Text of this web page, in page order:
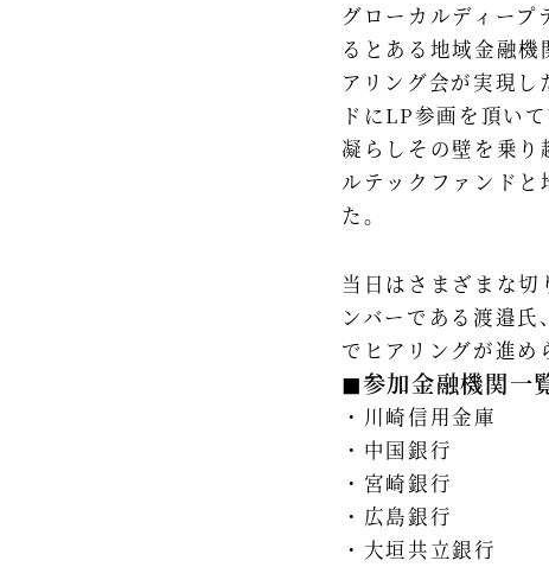
グローカルディー
るとある地域金融
アリング会が実現
ドにLP参画を頂い
凝らしその壁を乗
ルテックファンド
た。
当日はさまざまな
ンバーである渡邉
でヒアリングが進め
◼︎参加金融機関一
川崎信用金庫
中国銀行
宮崎銀行
広島銀行
大垣共立銀行